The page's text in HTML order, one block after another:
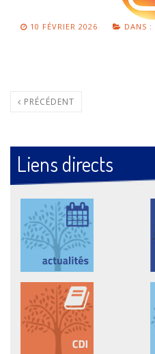
10 FÉVRIER 2026 DANS :
PRÉCÉDENT
Liens directs